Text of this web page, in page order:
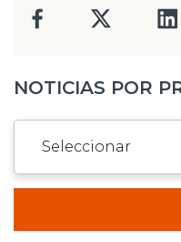
NOTICIAS POR